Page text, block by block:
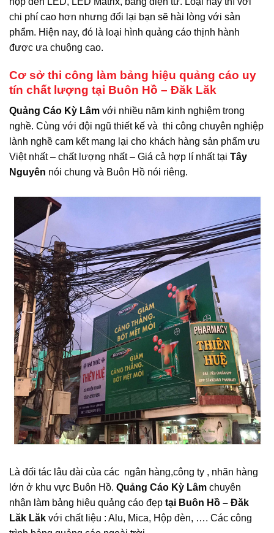
chi phí cao hơn nhưng đổi lại bạn sẽ hài lòng với sản
phẩm. Hiện nay, đó là loại hình quảng cáo thịnh hành
được ưa chuộng cao.
Cơ sở thi công làm bảng hiệu quảng cáo uy
tín chất lượng tại Buôn Hồ – Đăk Lăk
Quảng Cáo Kỳ Lâm với nhiều năm kinh nghiệm trong
nghề. Cùng với đội ngũ thiết kế và thi công chuyên nghiệp
lành nghề cam kết mang lại cho khách hàng sản phẩm ưu
Việt nhất – chất lượng nhất – Giá cả hợp lí nhất tại Tây
Nguyên nói chung và Buôn Hồ nói riêng.
Là đối tác lâu dài của các ngân hàng,công ty , nhãn hàng
lớn ở khu vực Buôn Hồ. Quảng Cáo Kỳ Lâm chuyên
nhận làm bảng hiệu quảng cáo đẹp tại Buôn Hồ – Đăk
Lăk Lăk với chất liệu : Alu, Mica, Hộp đèn, …. Các công